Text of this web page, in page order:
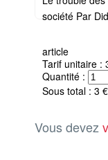
société Par
article
Tarif unitaire :
Quantité :
Sous total : 3 €
Vous devez